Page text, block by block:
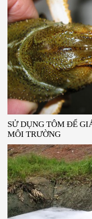
SỬ DỤNG TÔM ĐỂ
MÔI TRƯỜNG